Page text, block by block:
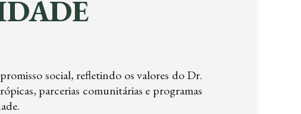
social, refletindo os valores do Dr.
parcerias comunitárias e programas